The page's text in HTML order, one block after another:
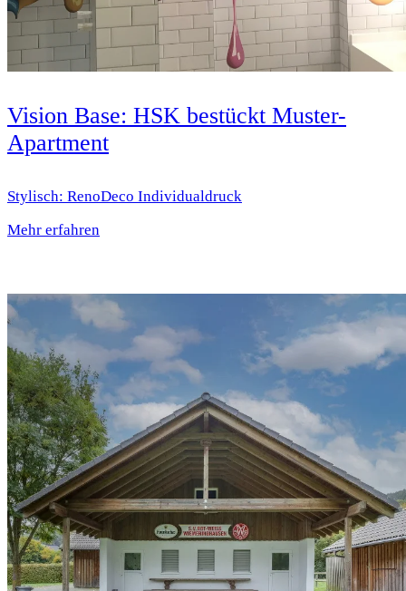
Vision Base: HSK bestückt Muster-
Apartment
Stylisch: RenoDeco Individualdruck
Mehr erfahren